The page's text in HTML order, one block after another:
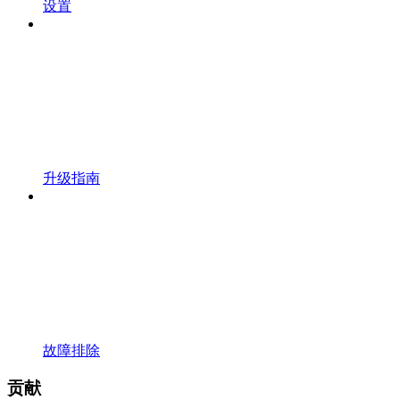
设置
升级指南
故障排除
贡献